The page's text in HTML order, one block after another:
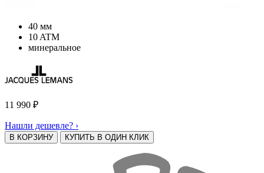
40 мм
10 ATM
минеральное
11 990 ₽
Нашли дешевле? ›
В КОРЗИНУ КУПИТЬ В ОДИН КЛИК